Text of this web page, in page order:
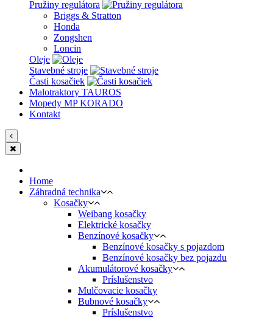
Pružiny regulátora
Briggs & Stratton
Honda
Zongshen
Loncin
Oleje
Stavebné stroje
Časti kosačiek
Malotraktory TAUROS
Mopedy MP KORADO
Kontakt
Home
Záhradná technika
Kosačky
Weibang kosačky
Elektrické kosačky
Benzínové kosačky
Benzínové kosačky s pojazdom
Benzínové kosačky bez pojazdu
Akumulátorové kosačky
Príslušenstvo
Mulčovacie kosačky
Bubnové kosačky
Príslušenstvo